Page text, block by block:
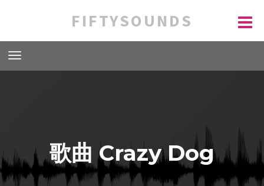
FIFTYSOUNDS
歌曲 Crazy Dog